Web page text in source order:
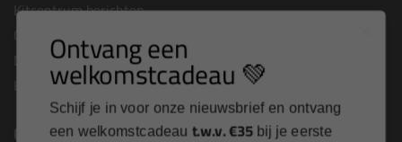
Kitcentrum berichten
Cookies & privacy verklaring
Disclaimer
Kit cursus volgen
Contact
Ontvang een
welkomstcadeau 💚
Schijf je in voor onze nieuwsbrief en ontvang
een welkomstcadeau t.w.v. €35 bij je eerste